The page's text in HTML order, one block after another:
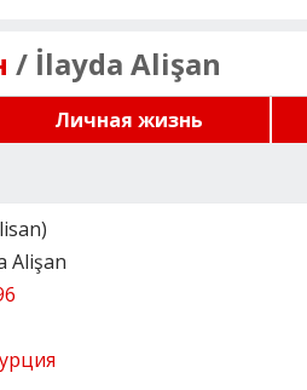
/ İlayda Alişan
Личная жизнь
Alişan